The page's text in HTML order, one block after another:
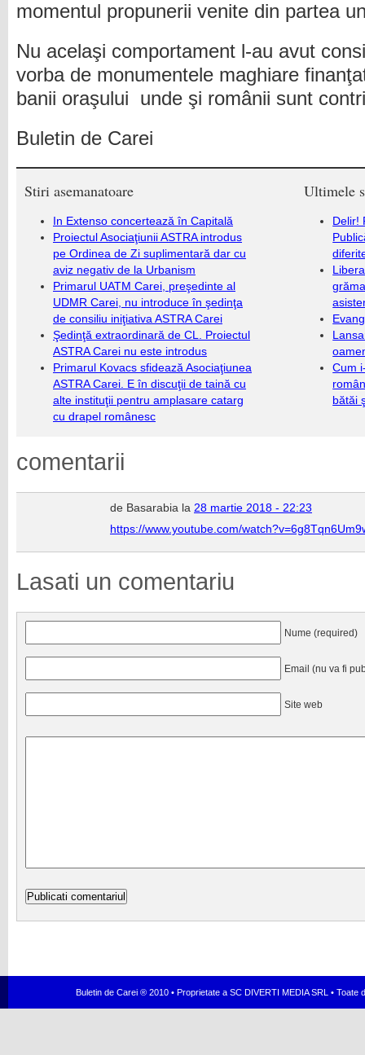
momentul propunerii venite din partea
Nu acelaşi comportament l-au avut
vorba de monumentele maghiare
banii oraşului unde şi românii sunt
Buletin de Carei
Stiri asemanatoare
In Extenso concertează în Capitală
Proiectul Asociaţiunii ASTRA introdus
pe Ordinea de Zi suplimentară dar cu
aviz negativ de la Urbanism
Primarul UATM Carei, preşedinte al
UDMR Carei, nu introduce în şedinţa
de consiliu iniţiativa ASTRA Carei
Şedinţă extraordinară de CL. Proiectul
ASTRA Carei nu este introdus
Primarul Kovacs sfidează Asociaţiunea
ASTRA Carei. E în discuţii de taină cu
alte instituţii pentru amplasare catarg
cu drapel românesc
Ultimele
Delir!
Cum
bătăi
comentarii
de Basarabia la 28 martie 2018 - 22:23
https://www.youtube.com/
Lasati un comentariu
Nume (required)
Email (nu va fi
Site web
Buletin de Carei ® 2010 • Proprietate a SC DIVERTI MEDIA SRL •